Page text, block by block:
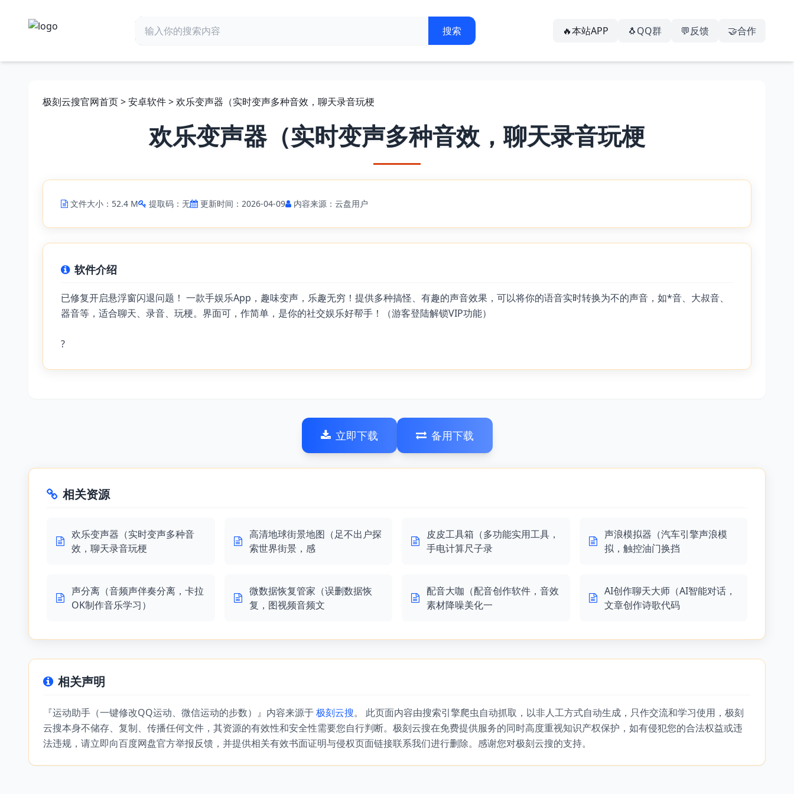
🔥本站APP 🐧QQ群 💬反馈 🤝合作
极刻云搜官网首页>安卓软件> 欢乐变声器（实时变声多种音效，聊天录音玩梗
欢乐变声器（实时变声多种音效，聊天录音玩梗
文件大小：52.4 M 提取码：无 更新时间：2026-04-09 内容来源：云盘用户
软件介绍
已修复开启悬浮窗闪退问题！ 一款手娱乐App，趣味变声，乐趣无穷！提供多种搞怪、有趣的声音效果，可以将你的语音实时转换为不的声音，如*音、大叔音、
器音等，适合聊天、录音、玩梗。界面可，作简单，是你的社交娱乐好帮手！（游客登陆解锁VIP功能）
?
立即下载 备用下载
相关资源
欢乐变声器（实时变声多种音
效，聊天录音玩梗
高清地球街景地图（足不出户探
索世界街景，感
皮皮工具箱（多功能实用工具，
手电计算尺子录
声浪模拟器（汽车引擎声浪模
拟，触控油门换挡
声分离（音频声伴奏分离，卡拉
OK制作音乐学习）
微数据恢复管家（误删数据恢
复，图视频音频文
配音大咖（配音创作软件，音效
素材降噪美化一
AI创作聊天大师（AI智能对话，
文章创作诗歌代码
相关声明
『运动助手（一键修改QQ运动、微信运动的步数）』内容来源于极刻云搜。 此页面内容由搜索引擎爬虫自动抓取，以非人工方式自动生成，只作交流和学习使用，极刻
云搜本身不储存、复制、传播任何文件，其资源的有效性和安全性需要您自行判断。极刻云搜在免费提供服务的同时高度重视知识产权保护，如有侵犯您的合法权益或违
法违规，请立即向百度网盘官方举报反馈，并提供相关有效书面证明与侵权页面链接联系我们进行删除。感谢您对极刻云搜的支持。